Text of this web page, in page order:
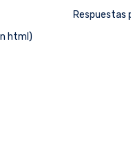
html)
Respuestas